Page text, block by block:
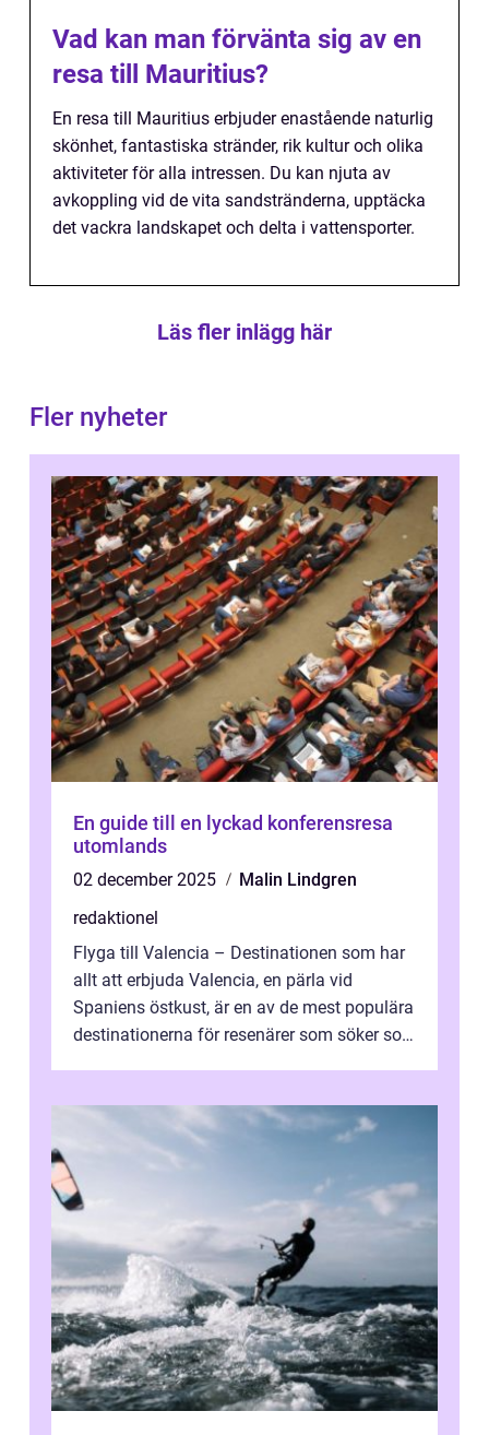
Vad kan man förvänta sig av en
resa till Mauritius?
En resa till Mauritius erbjuder enastående naturlig
skönhet, fantastiska stränder, rik kultur och olika
aktiviteter för alla intressen. Du kan njuta av
avkoppling vid de vita sandstränderna, upptäcka
det vackra landskapet och delta i vattensporter.
Läs fler inlägg här
Fler nyheter
En guide till en lyckad konferensresa
utomlands
02 december 2025
Malin Lindgren
redaktionel
Flyga till Valencia – Destinationen som har
allt att erbjuda Valencia, en pärla vid
Spaniens östkust, är en av de mest populära
destinationerna för resenärer som söker sol,